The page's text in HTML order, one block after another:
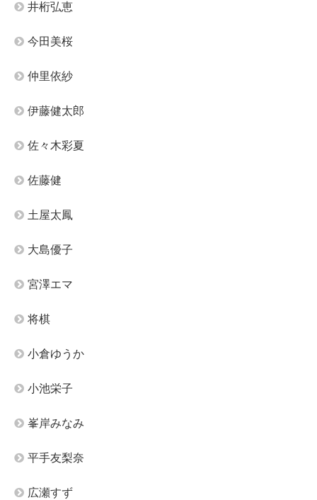
井桁弘恵
今田美桜
仲里依紗
伊藤健太郎
佐々木彩夏
佐藤健
土屋太鳳
大島優子
宮澤エマ
将棋
小倉ゆうか
小池栄子
峯岸みなみ
平手友梨奈
広瀬すず